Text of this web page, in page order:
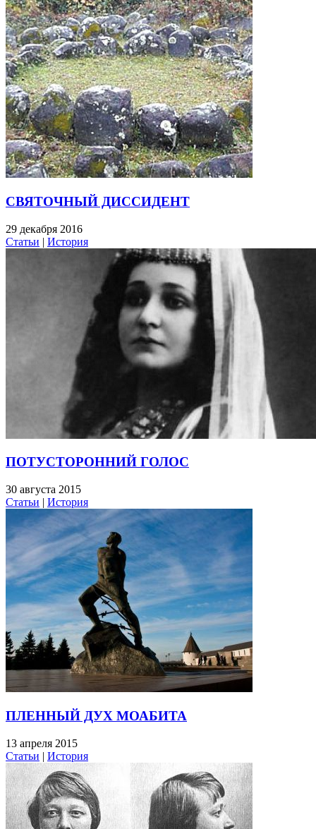
СВЯТОЧНЫЙ ДИССИДЕНТ
29 декабря 2016
Статьи | История
ПОТУСТОРОННИЙ ГОЛОС
30 августа 2015
Статьи | История
ПЛЕННЫЙ ДУХ МОАБИТА
13 апреля 2015
Статьи | История